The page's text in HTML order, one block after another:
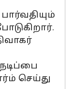
செய்து